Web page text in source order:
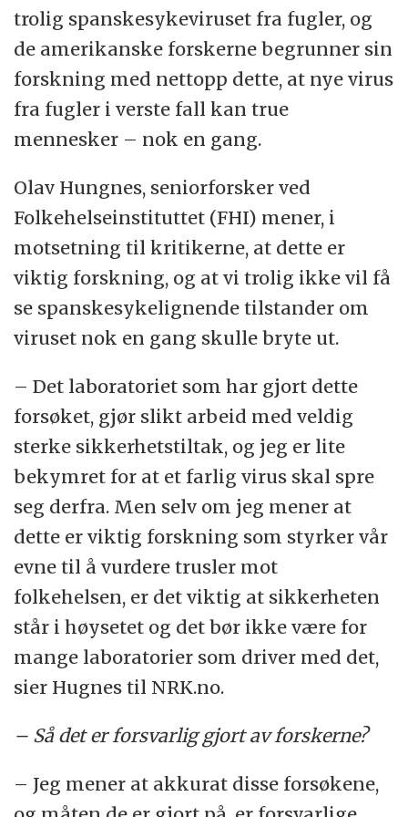
trolig spanskesykeviruset fra fugler, og
de amerikanske forskerne begrunner sin
forskning med nettopp dette, at nye virus
fra fugler i verste fall kan true
mennesker – nok en gang.
Olav Hungnes, seniorforsker ved
Folkehelseinstituttet (FHI) mener, i
motsetning til kritikerne, at dette er
viktig forskning, og at vi trolig ikke vil få
se spanskesykelignende tilstander om
viruset nok en gang skulle bryte ut.
– Det laboratoriet som har gjort dette
forsøket, gjør slikt arbeid med veldig
sterke sikkerhetstiltak, og jeg er lite
bekymret for at et farlig virus skal spre
seg derfra. Men selv om jeg mener at
dette er viktig forskning som styrker vår
evne til å vurdere trusler mot
folkehelsen, er det viktig at sikkerheten
står i høysetet og det bør ikke være for
mange laboratorier som driver med det,
sier Hugnes til NRK.no.
– Så det er forsvarlig gjort av forskerne?
– Jeg mener at akkurat disse forsøkene,